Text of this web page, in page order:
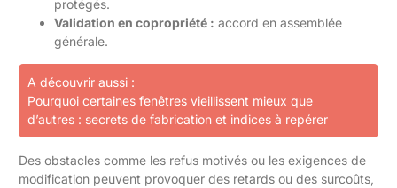
protégés.
Validation en copropriété : accord en assemblée
générale.
A découvrir aussi :
Pourquoi certaines fenêtres vieillissent mieux que
d’autres : secrets de fabrication et indices à repérer
Des obstacles comme les refus motivés ou les exigences de
modification peuvent provoquer des retards ou des surcoûts,